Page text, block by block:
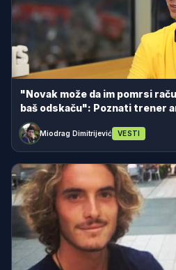
"Novak može da im pomrsi
baš odskaču": Poznati trener
Miodrag Dimitrijević VESTI